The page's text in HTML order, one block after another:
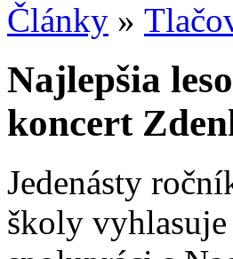
Články »
Najlepšia
koncert
Jedenásty
školy